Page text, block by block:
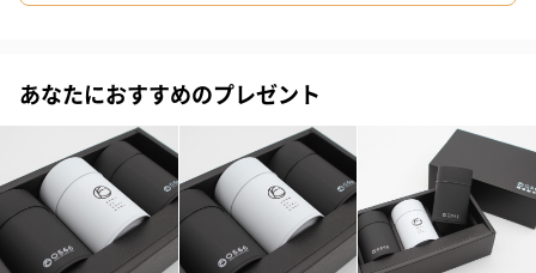
ンド、さらに0566珈琲製作所が開発したお酒とコーヒーが融合し
たハイブリッドコーヒーからラム・ジン・ワイン・和酒の4種。
トータル全8種類が堪能できる贅を尽くした究極のドリップバッグ
完全版セット！
#40代 #50代 #60代 #70代 #80代 #90代
あなたにおすすめのプレゼント